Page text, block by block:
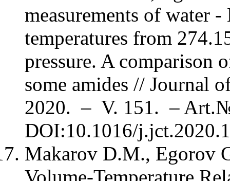
measurements of water
temperatures from
pressure. A comparison
some amides // Journal
2020. – V. 151. –
DOI:10.1016/
Makarov D.M., Egorov
Volume-Temperature